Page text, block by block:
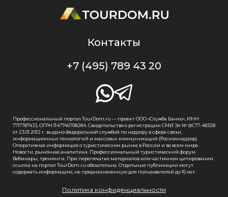
Контакты
+7 (495) 789 43 20
Профессиональный портал TourDom.ru — проект ООО «Служба Банко», ИНН
7717787433, ОГРН 1147746708284. Свидетельство о регистрации СМИ Эл № ФС77-48328
от 23.01.2012 г. выдано Федеральной службой по надзору в сфере связи,
информационных технологий и массовых коммуникаций (Роскомнадзор).
Оперативная информация о туристическом рынке в России и во всем мире.
Новости, рыночная аналитика. Профессиональный туристический форум.
Вебинары, тренинги. При перепечатке материалов или частичном цитировании
ссылка на портал TourDom.ru обязательна. Отдельные публикации могут
содержать информацию, не предназначенную для пользователей до 16 лет.
Политика конфиденциальности